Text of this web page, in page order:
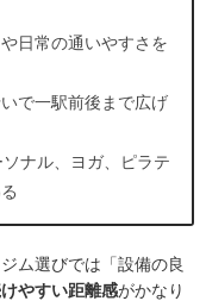
日常の通いやすさを
いで一駅前後まで広げ
ソナル、ヨガ、ピラテ
ム選びでは「設備の良
やすい距離感がかなり